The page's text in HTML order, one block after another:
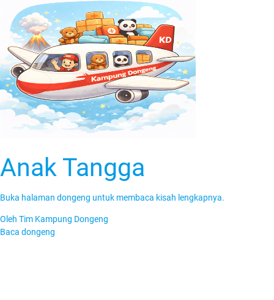
Anak Tangga
Buka halaman dongeng untuk membaca kisah lengkapnya.
Oleh Tim Kampung Dongeng
Baca dongeng